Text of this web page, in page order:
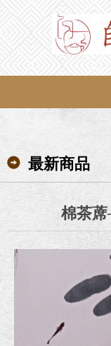
最新商品
棉茶蓆